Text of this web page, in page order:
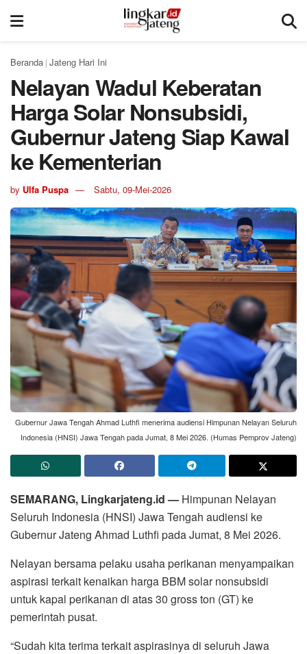
Beranda | Jateng Hari Ini
Nelayan Wadul Keberatan
Harga Solar Nonsubsidi,
Gubernur Jateng Siap Kawal
ke Kementerian
by Ulfa Puspa Sabtu, 09-Mei-2026
Gubernur Jawa Tengah Ahmad Luthfi menerima audiensi Himpunan Nelayan Seluruh
Indonesia (HNSI) Jawa Tengah pada Jumat, 8 Mei 2026. (Humas Pemprov Jateng)
SEMARANG, Lingkarjateng.id — Himpunan Nelayan
Seluruh Indonesia (HNSI) Jawa Tengah audiensi ke
Gubernur Jateng Ahmad Luthfi pada Jumat, 8 Mei 2026.
Nelayan bersama pelaku usaha perikanan menyampaikan
aspirasi terkait kenaikan harga BBM solar nonsubsidi
untuk kapal perikanan di atas 30 gross ton (GT) ke
pemerintah pusat.
“Sudah kita terima terkait aspirasinya di seluruh Jawa